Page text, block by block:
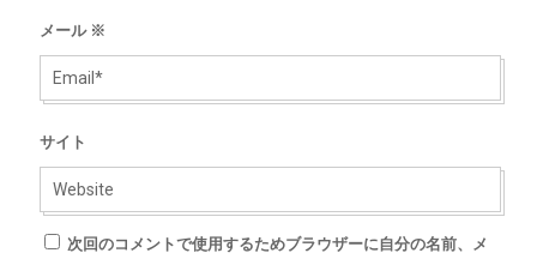
メール ※
サイト
次回のコメントで使用するためブラウザーに自分の名前、メ